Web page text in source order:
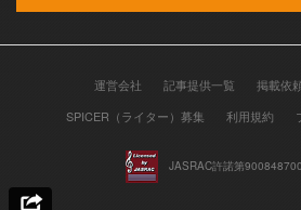
運営会社 記事提供一覧
掲載依
SPICER（ライター）募集
利用規約
JASRAC許諾第